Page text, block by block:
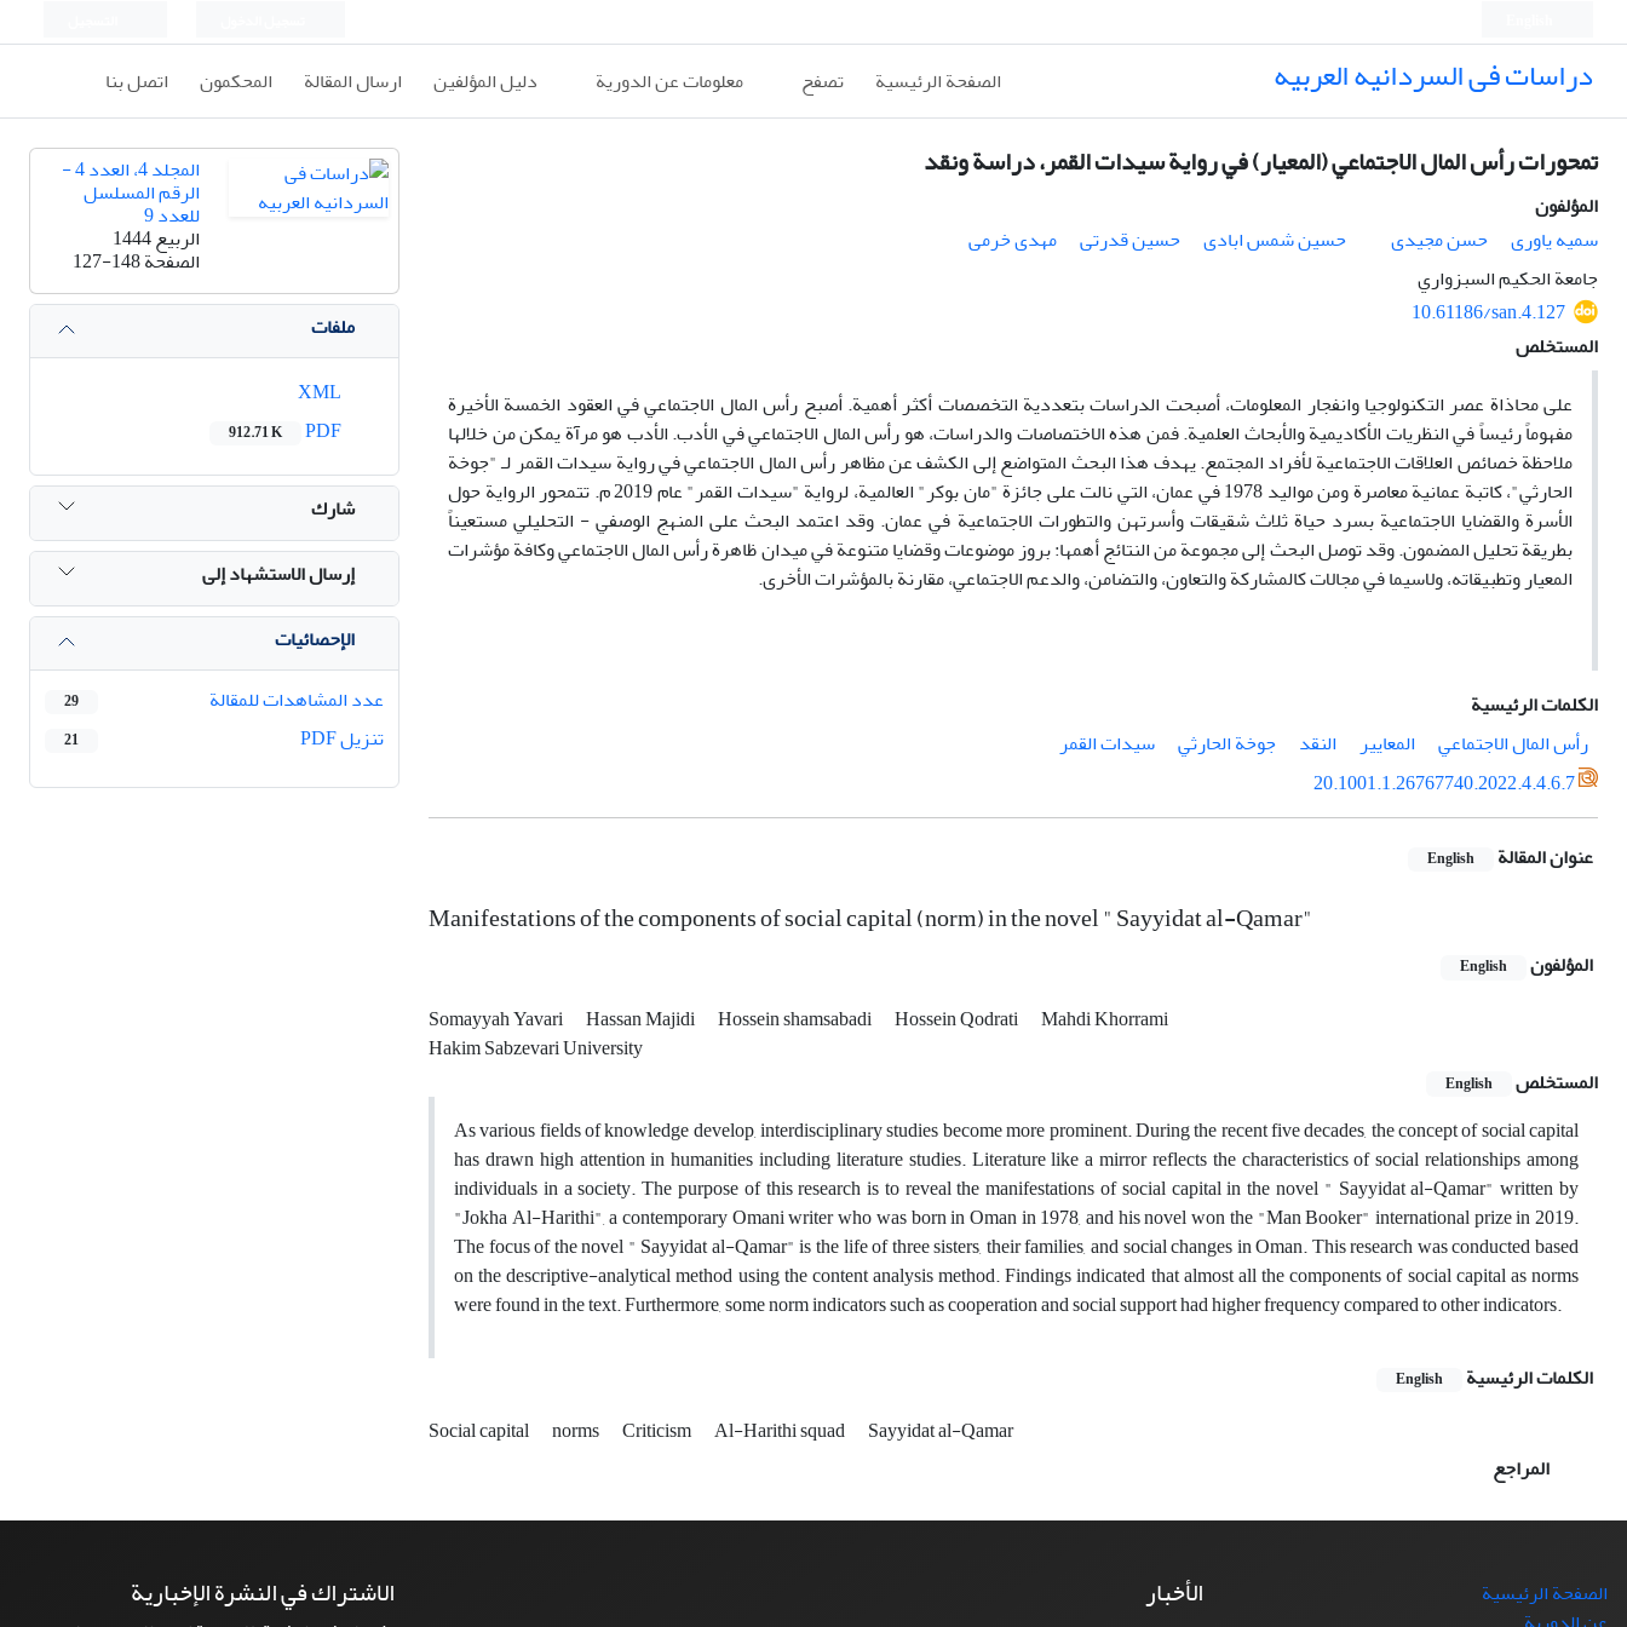
دراسات فی السردانیه العربیه الصفحة الرئيسية تصفح معلومات عن الدورية دليل المؤلفين ارسال المقالة المحكمون اتصل بنا
تمحورات‌ رأس المال الاجتماعي (المعيار) في رواية سيدات القمر، دراسة ونقد
المؤلفون
سمیه یاوری
حسن مجیدی حسین شمس ابادی حسین قدرتی
مهدی خرمی
جامعة الحكيم السبزواري
10.61186/san.4.127
المستخلص
على محاذاة عصر التكنولوجيا وانفجار المعلومات، أصبحت الدراسات بتعددية التخصصات ­أكثر أهمية. أصبح رأس المال الاجتماعي في العقود الخمسة الأخيرة
مفهوماً رئيساً في النظريات الأكاديمية والأبحاث العلمية. فمن هذه الاختصاصات والدراسات، هو رأس المال الاجتماعي في الأدب. الأدب هو مرآة يمكن من خلالها
ملاحظة خصائص العلاقات الاجتماعية لأفراد المجتمع. يهدف هذا البحث المتواضع إلى الكشف عن مظاهر رأس المال الاجتماعي في رواية سيدات القمر لـ "جوخة
الحارثي"، كاتبة عمانية معاصرة ومن مواليد 1978 في عمان، التي نالت على جائزة "مان بوكر" العالمية، لرواية "سيدات القمر" عام 2019 م. تتمحور الرواية حول
الأسرة والقضايا الاجتماعية بسرد حياة ثلاث شقيقات وأسرتهن والتطورات الاجتماعية في عمان. وقد اعتمد البحث على المنهج الوصفي - التحليلي مستعيناً
بطريقة تحليل المضمون. وقد توصل البحث إلى مجموعة من النتائج أهمها: بروز موضوعات وقضايا متنوعة في ميدان ظاهرة رأس المال الاجتماعي وكافة مؤشرات
المعيار وتطبيقاته، ولاسيما في مجالات كالمشاركة والتعاون، والتضامن، والدعم الاجتماعي، مقارنة بالمؤشرات الأخرى.
الكلمات الرئيسية
رأس المال الاجتماعي
المعايير النقد جوخة الحارثي
سيدات القمر
20.1001.1.26767740.2022.4.4.6.7
عنوان المقالة English
Manifestations of the components of social capital (norm) in the novel " Sayyidat al-Qamar"
المؤلفون English
Somayyah Yavari Hassan Majidi Hossein shamsabadi Hossein Qodrati
Mahdi Khorrami
Hakim Sabzevari University
المستخلص
English
As various fields of knowledge develop, interdisciplinary studies become more prominent. During the recent five decades, the concept of social capital
has drawn high attention in humanities including literature studies. Literature like a mirror reflects the characteristics of social relationships among
individuals in a society. The purpose of this research is to reveal the manifestations of social capital in the novel " Sayyidat al-Qamar" written by
"Jokha Al-Harithi", a contemporary Omani writer who was born in Oman in 1978, and his novel won the "Man Booker" international prize in 2019.
The focus of the novel " Sayyidat al-Qamar" is the life of three sisters, their families, and social changes in Oman. This research was conducted based
on the descriptive-analytical method using the content analysis method. Findings indicated that almost all the components of social capital as norms
were found in the text. Furthermore, some norm indicators such as cooperation and social support had higher frequency compared to other indicators.
الكلمات الرئيسية
English
Social capital norms Criticism Al-Harithi squad
Sayyidat al-Qamar
المجلد 4، العدد 4 -
الرقم المسلسل
للعدد 9
الربيع 1444
الصفحة127-148
ملفات
912.71 K
شارك
إرسال الاستشهاد إلى
الإحصائيات
عدد المشاهدات للمقالة
29
تنزیل PDF 21
الصفحة الرئيسية
الأخبار الاشتراك في النشرة الإخبارية